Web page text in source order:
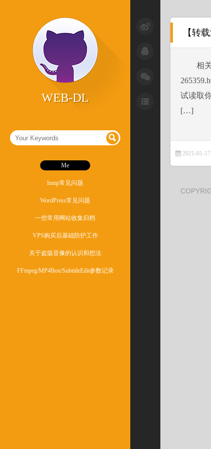
小技巧
杂记
软件
WEB-DL
Me
lnmp常见问题
WordPress常见问题
一些常用网站收集归档
VPS购买后基础防护工作
关于盗版音像的认识和想法
FFmpeg/MP4Box/SubtitleEdit参数记录
【转
相
试读取
[…]
2021-01-17